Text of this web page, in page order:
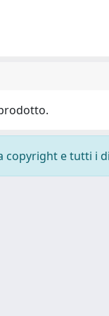
copyright e tutti i